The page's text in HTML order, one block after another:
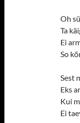
Oh
Ta
Ei
So
Sest
Eks
Kui
Ei